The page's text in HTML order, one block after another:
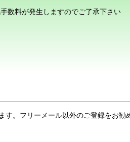
数料が発生しますのでご了承下さい
。フリーメール以外のご登録をお